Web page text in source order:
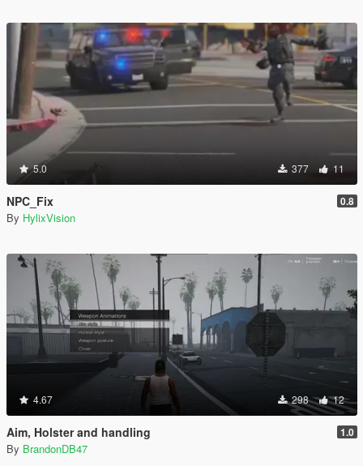
5.0 377 11
NPC_Fix 0.8
By HylixVision
4.67 298 12
Aim, Holster and handling 1.0
By BrandonDB47